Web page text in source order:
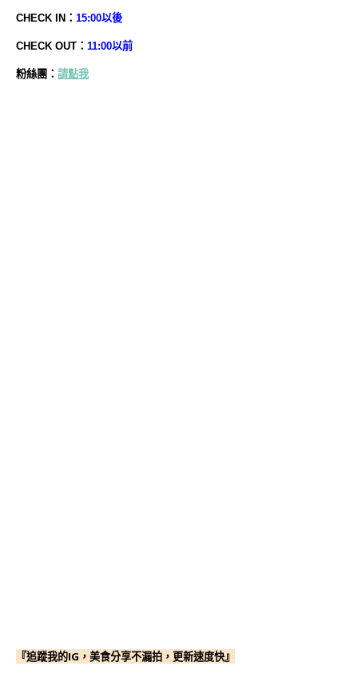
CHECK IN： 15:00以後
CHECK OUT： 11:00以前
粉絲團： 請點我
『追蹤我的IG，美食分享不漏拍，更新速度快』